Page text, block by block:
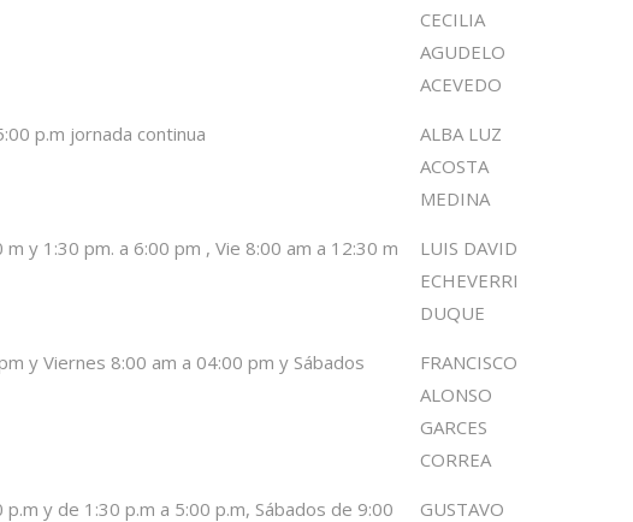
CECILIA
AGUDELO
ACEVEDO
p.m jornada continua
ALBA LUZ
ACOSTA
MEDINA
y 1:30 pm. a 6:00 pm , Vie 8:00 am a 12:30 m
LUIS DAVID
ECHEVERRI
DUQUE
y Viernes 8:00 am a 04:00 pm y Sábados
FRANCISCO
ALONSO
GARCES
CORREA
y de 1:30 p.m a 5:00 p.m, Sábados de 9:00
GUSTAVO